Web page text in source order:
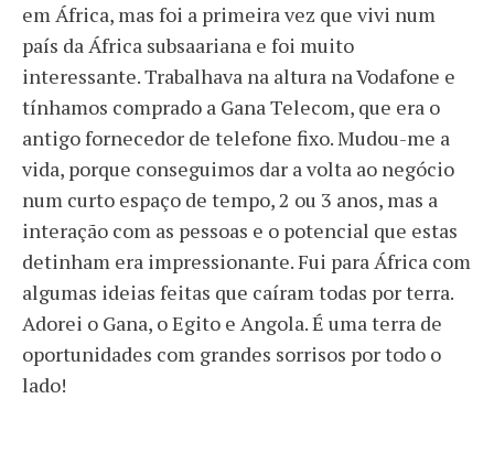
em África, mas foi a primeira vez que vivi num
país da África subsaariana e foi muito
interessante. Trabalhava na altura na Vodafone e
tínhamos comprado a Gana Telecom, que era o
antigo fornecedor de telefone fixo. Mudou-me a
vida, porque conseguimos dar a volta ao negócio
num curto espaço de tempo, 2 ou 3 anos, mas a
interação com as pessoas e o potencial que estas
detinham era impressionante. Fui para África com
algumas ideias feitas que caíram todas por terra.
Adorei o Gana, o Egito e Angola. É uma terra de
oportunidades com grandes sorrisos por todo o
lado!